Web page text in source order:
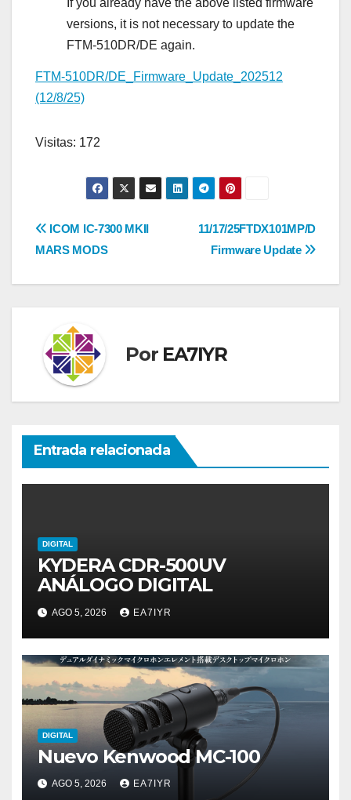
If you already have the above listed firmware
versions, it is not necessary to update the
FTM-510DR/DE again.
FTM-510DR/DE_Firmware_Update_202512
(12/8/25)
Visitas: 172
Navegación
11/17/25FTDX101MP/D
Firmware Update
ICOM IC-7300 MKII
MARS MODS
Por EA7IYR
Entrada relacionada
DIGITAL
KYDERA CDR-500UV
ANÁLOGO DIGITAL
AGO 5, 2026 EA7IYR
DIGITAL
Nuevo Kenwood MC-100
AGO 5, 2026 EA7IYR